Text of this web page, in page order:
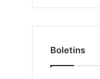
Boletins